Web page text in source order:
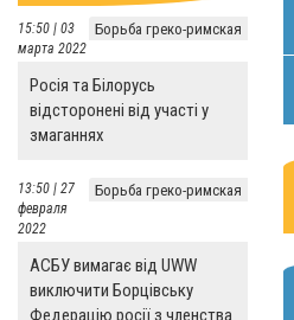
Борьба греко-римская
15:50 | 03
марта 2022
Росія та Білорусь
відсторонені від участі у
змаганнях
Борьба греко-римская
13:50 | 27
февраля
2022
АСБУ вимагає від UWW
виключити Борцівську
Федерацію росії з членства